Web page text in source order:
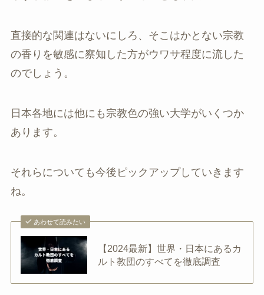
直接的な関連はないにしろ、そこはかとない宗教
の香りを敏感に察知した方がウワサ程度に流した
のでしょう。
日本各地には他にも宗教色の強い大学がいくつか
あります。
それらについても今後ピックアップしていきます
ね。
あわせて読みたい
【2024最新】世界・日本にあるカ
ルト教団のすべてを徹底調査